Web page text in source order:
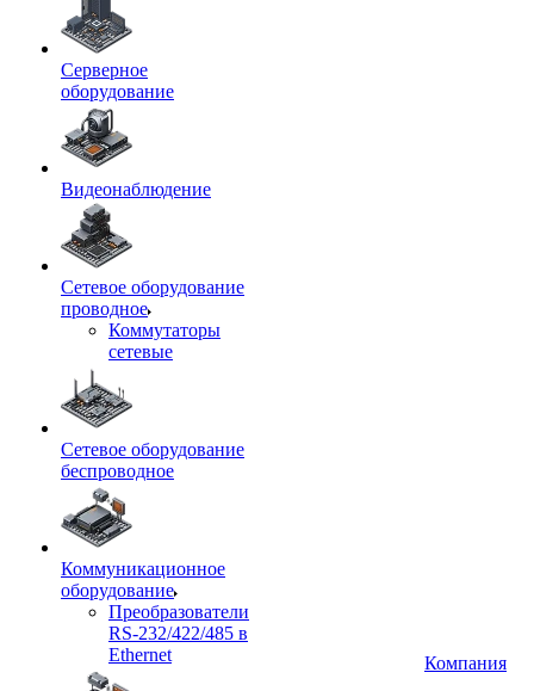
Серверное
оборудование
Видеонаблюдение
Сетевое оборудование
проводное
Коммутаторы
сетевые
Сетевое оборудование
беспроводное
Коммуникационное
оборудование
Преобразователи
RS-232/422/485 в
Ethernet
Компания